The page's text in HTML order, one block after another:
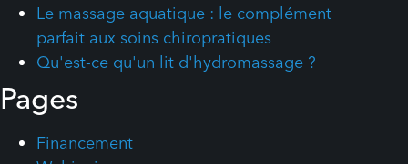
Le massage aquatique : le complément
parfait aux soins chiropratiques
Qu'est-ce qu'un lit d'hydromassage ?
Pages
Financement